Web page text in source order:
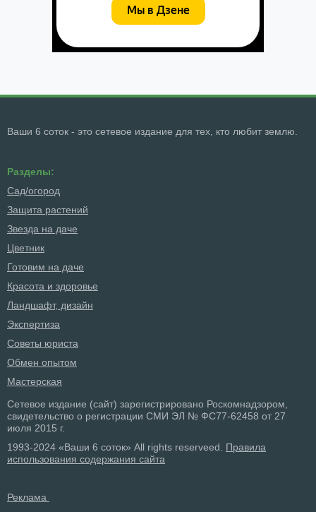
Ваши 6 соток - это сетевое издание для тех, кто любит землю.
Разделы:
Сад/огород
Защита растений
Звезда на даче
Цветник
Готовим на даче
Красота и здоровье
Ландшафт, дизайн
Экспертиза
Советы юриста
Обмен опытом
Мастерская
Сетевое издание (сайт) зарегистрировано Роскомнадзором,
свидетельство о регистрации СМИ ЭЛ № ФС77-62458 от 27
июля 2015 г.
1993-2024 «Ваши 6 соток» All rights reserveed. Правила
использования содержания сайта
Реклама